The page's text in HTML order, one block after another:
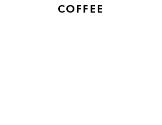
COFFEE